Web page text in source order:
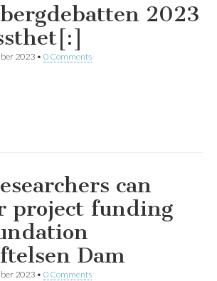
2023
2023 • 0 Comments
can
project funding
Dam
2023 • 0 Comments